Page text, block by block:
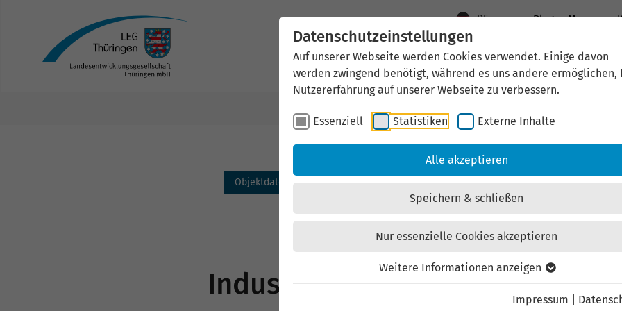
Datenschutzeinstellungen
Auf unserer Webseite werden Cookies verwendet. Einige davon
werden zwingend benötigt, während es uns andere ermöglichen,
Nutzererfahrung auf unserer Webseite zu verbessern.
Essenziell Statistiken Externe Inhalte
Alle akzeptieren
Speichern & schließen
Nur essenzielle Cookies akzeptieren
Weitere Informationen anzeigen
Impressum
DE Blog Messen
Aktuelles Standort Thüringen
Immobilien Immobilienangebote Kaufen
Objektdaten Ihr
Industrie- und Gewerbepark